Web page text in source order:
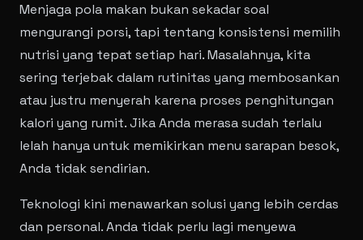
Menjaga pola makan bukan sekadar soal
mengurangi porsi, tapi tentang konsistensi memilih
nutrisi yang tepat setiap hari. Masalahnya, kita
sering terjebak dalam rutinitas yang membosankan
atau justru menyerah karena proses penghitungan
kalori yang rumit. Jika Anda merasa sudah terlalu
lelah hanya untuk memikirkan menu sarapan besok,
Anda tidak sendirian.
Teknologi kini menawarkan solusi yang lebih cerdas
dan personal. Anda tidak perlu lagi menyewa